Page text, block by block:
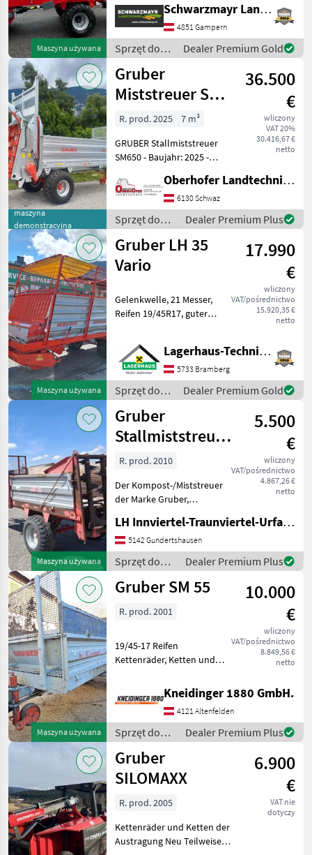
Maszyna używana
Twinpower 300 Wał
przegubowy szerokokątny
z sprzęgłem krzywkowym
System załadowczy z
podwójnym wirn
Schwarzmayr Landtechnik GmbH - Gampern
4851 Gampern
Sprzęt do
zbioru siana
i paszowy /
Gruber
Dealer Premium Gold
maszyna
demonstracyjna
Gruber
Miststreuer SM
650
36.500
€
wliczony
VAT 20%
30.416,67 €
netto
R. prod. 2025
7 m³
GRUBER Stallmiststreuer
SM650 - Baujahr: 2025 -
Nutzlast: ca. 5.800 kg -
Leergewicht: ca. 1.900 kg -
zulässiges Gesamtgewicht:
ca. 9.500 k
Oberhofer Landtechnik GmbH
6130 Schwaz
Sprzęt do
nawożenia i
nawadniania
/ Gruber
Dealer Premium Plus
Maszyna używana
Gruber LH 35
Vario
17.990
€
wliczony
VAT/pośrednictwo
15.920,35 €
netto
Gelenkwelle, 21 Messer,
Reifen 19/45R17, guter
oder per Mail Ihren Besuch
bekanntzugeben, um
ausreichend Zei
Lagerhaus-Technik Bramberg
5733 Bramberg
Sprzęt do
zbioru siana
i paszowy /
Gruber
Dealer Premium Gold
Maszyna używana
Gruber
Stallmiststreuer
SM55
5.500
€
wliczony
VAT/pośrednictwo
4.867,26 €
netto
R. prod. 2010
Der Kompost-/Miststreuer
der Marke Gruber,
zuverlässige
Gebrauchtmaschine, die
sich ideal für
landwirtschaftliche Betriebe
eignet. Dieses M
LH Innviertel-Traunviertel-Urfahr eGen, Gundertshausen
5142 Gundertshausen
Sprzęt do
nawożenia i
nawadniania
Dealer Premium Plus
Maszyna używana
Gruber SM 55
10.000
€
wliczony
VAT/pośrednictwo
8.849,56 €
netto
R. prod. 2001
19/45-17 Reifen
Kettenräder, Ketten und
nawożenia i nawadniania
Rozsiewacze kompostu i
obornika
Kneidinger 1880 GmbH.
4121 Altenfelden
Sprzęt do
nawożenia i
nawadniania
/ Gruber
Dealer Premium Plus
Gruber
SILOMAXX
6.900
€
VAT nie
dotyczy
R. prod. 2005
Kettenräder und Ketten der
Austragung Neu Teilweise